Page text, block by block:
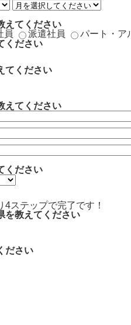
えてください
員 派遣社員 パート・ア
ください
てください
えてください
ください
4ステップで完了です！
を教えてください
ださい